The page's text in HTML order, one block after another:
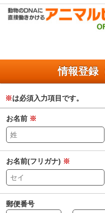
情報登録
※は必須入力項目です。
お名前 ※
お名前(フリガナ) ※
郵便番号